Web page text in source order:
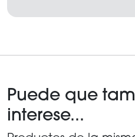
Puede que
interese...